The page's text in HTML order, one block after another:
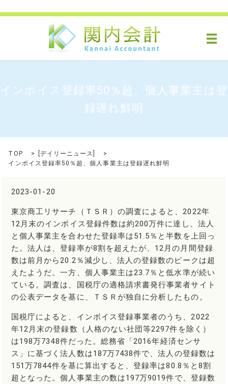
メ
インボイス登録率50％超、個人事業主は登
録遅れ鮮明
TOP デイリーニュース
インボイス登録率50％超、個人事業主は登録遅れ鮮明
2023-01-20
東京商工リサーチ（ＴＳＲ）の調査によると、2022年
12月末のインボイス登録件数は約200万件に達し、法人
と個人事業主を合わせた登録率は51.5％と半数を上回っ
た。法人は、登録率が8割を超えたが、12月の月間登録
数は前月から20.2％減少し、法人の登録数のピークは超
えたようだ。一方、個人事業主は23.7％と低水準が続い
ている。調査は、国税庁の適格請求書発行事業者サイト
の公表データを基に、ＴＳＲが独自に分析したもの。
国税庁によると、インボイス登録事業者のうち、2022
年12月末の登録数（人格のない社団等2297件を除く）
は198万7348件だった。総務省「2016年経済センサ
ス」に基づく法人数は187万7438件で、法人の登録数は
151万7844件を基に算出すると、登録率は80.8％と8割
超となった。個人事業主の数は197万9019件で、登録数